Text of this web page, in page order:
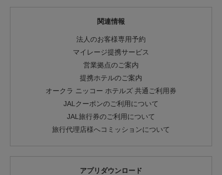
関連情報
法人のお客様専用予約
マイレージ提携サービス
営業拠点のご案内
提携ホテルのご案内
オークラ ニッコー ホテルズ 共通ご利用券
JALクーポンのご利用について
JAL旅行券のご利用について
旅行代理店様へコミッションについて
アプリダウンロード